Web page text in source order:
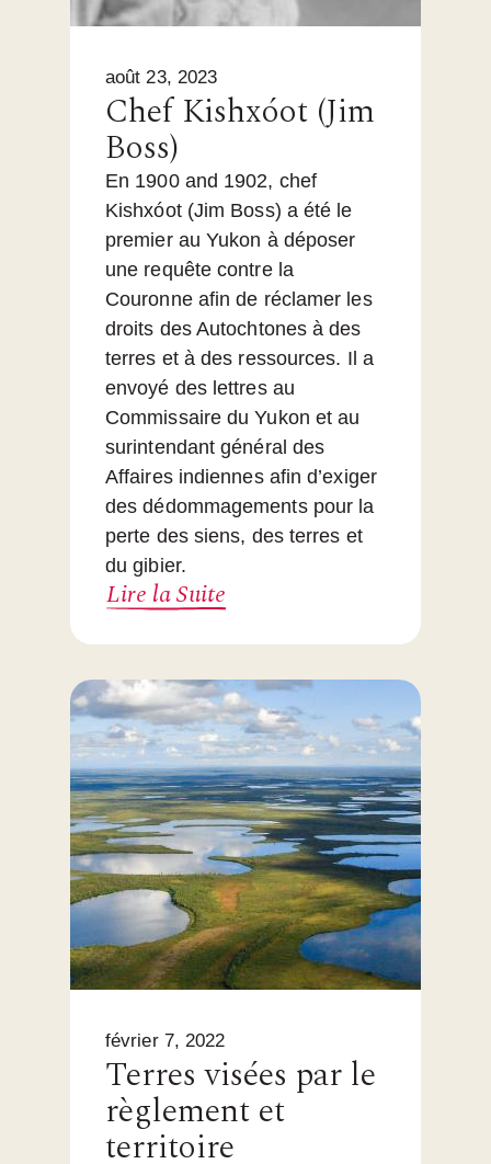
août 23, 2023
Chef Kishxóot (Jim
Boss)
En 1900 and 1902, chef
Kishxóot (Jim Boss) a été le
premier au Yukon à déposer
une requête contre la
Couronne afin de réclamer les
droits des Autochtones à des
terres et à des ressources. Il a
envoyé des lettres au
Commissaire du Yukon et au
surintendant général des
Affaires indiennes afin d’exiger
des dédommagements pour la
perte des siens, des terres et
du gibier.
Lire la Suite
février 7, 2022
Terres visées par le
règlement et
territoire